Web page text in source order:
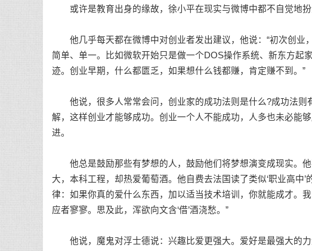
或许是教育出身的缘故，徐小平在现实与微博中都不自觉地扮
他几乎每天都在微博中对创业者发出建议，他说：“初次创业
简单、单一。比如微软开始只是做一个DOS操作系统、新东方起
迹。创业早期，什么都匮乏，如果想什么钱都赚，肯定赚不到。”
他说，很多人常常会问，创业家的成功法则是什么?成功法则
解，这样创业才能够成功。创业一个人不能成功，人多也未必能
进。
他总是鼓励那些有梦想的人，鼓励他们将梦想演变成现实。他
大，本科工程，却热爱葡萄酒。他自费去法国读了类似‘职业高中
律：如果你真的爱什么东西，加以适当技术培训，你就能成才。
应者寥寥。思及此，浑欲向文含‘借’酒浇愁。”
他说，魔鬼对浮士德说：兴趣比爱更强大。爱好是最强大的力